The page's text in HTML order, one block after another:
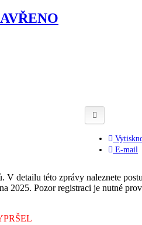
E-mail
V detailu této zprávy naleznete
2025. Pozor registraci je nutné